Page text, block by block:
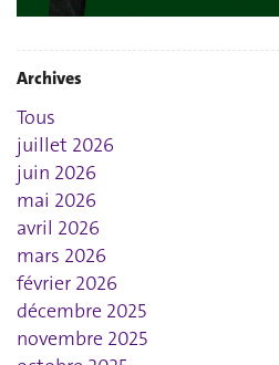
Archives
Tous
juillet 2026
juin 2026
mai 2026
avril 2026
mars 2026
février 2026
décembre 2025
novembre 2025